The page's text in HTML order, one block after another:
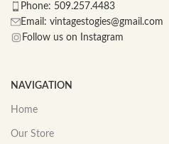
Phone: 509.257.4483
Email: vintagestogies@gmail.com
Follow us on Instagram
NAVIGATION
Home
Our Store